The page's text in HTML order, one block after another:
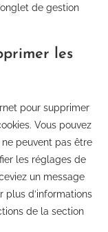
de gestion
les
pour supprimer
Vous pouvez
peuvent pas être
les réglages de
un message
plus d’informations
de la section